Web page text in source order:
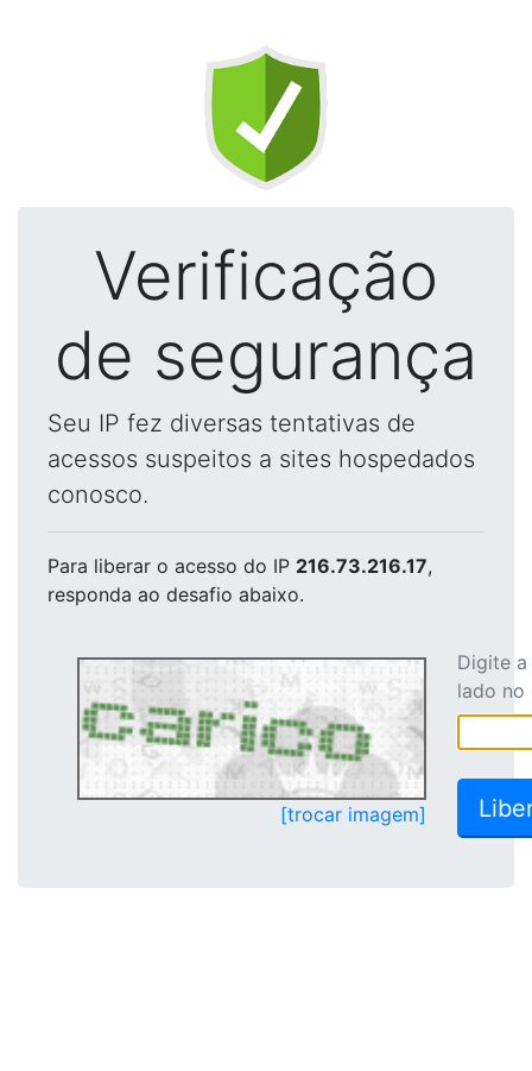
Verificação
de segurança
Seu IP fez diversas tentativas de
acessos suspeitos a sites hospedados
conosco.
Para liberar o acesso do IP 216.73.216.17,
responda ao desafio abaixo.
[trocar imagem]
Digite
lado no